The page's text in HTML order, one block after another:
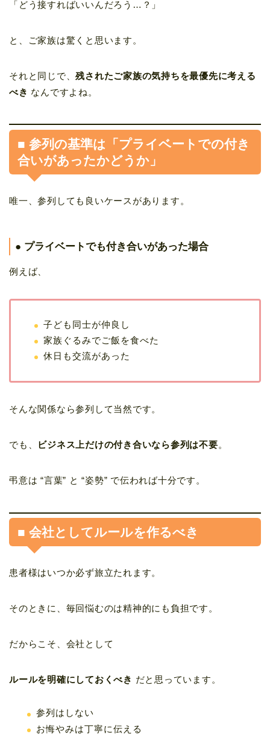
「どう接すればいいんだろう…？」
と、ご家族は驚くと思います。
それと同じで、残されたご家族の気持ちを最優先に考える
べき なんですよね。
■ 参列の基準は「プライベートでの付き
合いがあったかどうか」
唯一、参列しても良いケースがあります。
● プライベートでも付き合いがあった場合
例えば、
子ども同士が仲良し
家族ぐるみでご飯を食べた
休日も交流があった
そんな関係なら参列して当然です。
でも、 ビジネス上だけの付き合いなら参列は不要。
弔意は “言葉” と “姿勢” で伝われば十分です。
■ 会社としてルールを作るべき
患者様はいつか必ず旅立たれます。
そのときに、毎回悩むのは精神的にも負担です。
だからこそ、会社として
ルールを明確にしておくべき だと思っています。
参列はしない
お悔やみは丁寧に伝える